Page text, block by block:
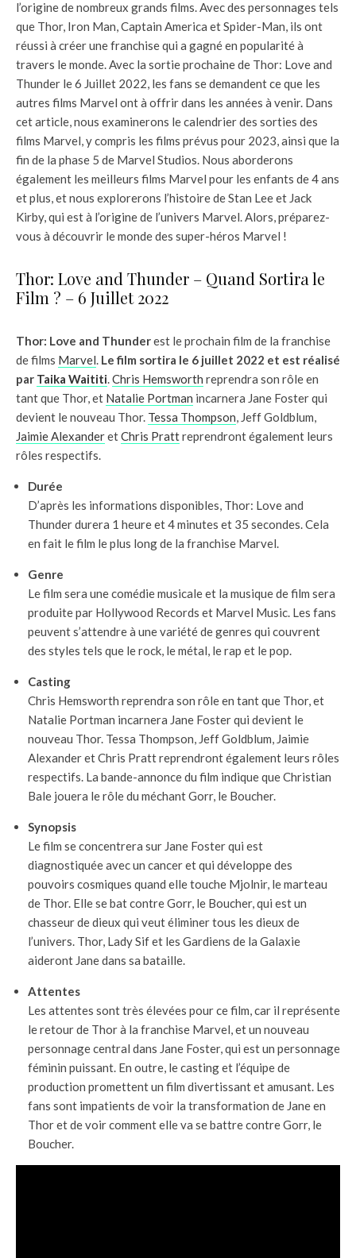
l’origine de nombreux grands films. Avec des personnages tels
que Thor, Iron Man, Captain America et Spider-Man, ils ont
réussi à créer une franchise qui a gagné en popularité à
travers le monde. Avec la sortie prochaine de Thor: Love and
Thunder le 6 Juillet 2022, les fans se demandent ce que les
autres films Marvel ont à offrir dans les années à venir. Dans
cet article, nous examinerons le calendrier des sorties des
films Marvel, y compris les films prévus pour 2023, ainsi que la
fin de la phase 5 de Marvel Studios. Nous aborderons
également les meilleurs films Marvel pour les enfants de 4 ans
et plus, et nous explorerons l’histoire de Stan Lee et Jack
Kirby, qui est à l’origine de l’univers Marvel. Alors, préparez-
vous à découvrir le monde des super-héros Marvel !
Thor: Love and Thunder – Quand Sortira le
Film ? – 6 Juillet 2022
Thor: Love and Thunderest le prochain film de la franchise
de films Marvel. Le film sortira le 6 juillet 2022 et est réalisé
par Taika Waititi.Chris Hemsworth reprendra son rôle en
tant que Thor, et Natalie Portman incarnera Jane Foster qui
devient le nouveau Thor. Tessa Thompson, Jeff Goldblum,
Jaimie AlexanderetChris Prattreprendront également leurs
rôles respectifs.
Durée
D’après les informations disponibles, Thor: Love and
Thunder durera 1 heure et 4 minutes et 35 secondes. Cela
en fait le film le plus long de la franchise Marvel.
Genre
Le film sera une comédie musicale et la musique de film sera
produite par Hollywood Records et Marvel Music. Les fans
peuvent s’attendre à une variété de genres qui couvrent
des styles tels que le rock, le métal, le rap et le pop.
Casting
Chris Hemsworth reprendra son rôle en tant que Thor, et
Natalie Portman incarnera Jane Foster qui devient le
nouveau Thor. Tessa Thompson, Jeff Goldblum, Jaimie
Alexander et Chris Pratt reprendront également leurs rôles
respectifs. La bande-annonce du film indique que Christian
Bale jouera le rôle du méchant Gorr, le Boucher.
Synopsis
Le film se concentrera sur Jane Foster qui est
diagnostiquée avec un cancer et qui développe des
pouvoirs cosmiques quand elle touche Mjolnir, le marteau
de Thor. Elle se bat contre Gorr, le Boucher, qui est un
chasseur de dieux qui veut éliminer tous les dieux de
l’univers. Thor, Lady Sif et les Gardiens de la Galaxie
aideront Jane dans sa bataille.
Attentes
Les attentes sont très élevées pour ce film, car il représente
le retour de Thor à la franchise Marvel, et un nouveau
personnage central dans Jane Foster, qui est un personnage
féminin puissant. En outre, le casting et l’équipe de
production promettent un film divertissant et amusant. Les
fans sont impatients de voir la transformation de Jane en
Thor et de voir comment elle va se battre contre Gorr, le
Boucher.